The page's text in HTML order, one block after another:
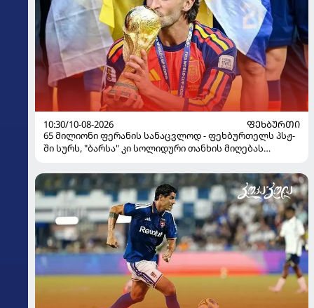
10:30/10-08-2026
ᲤᲔᲮᲑᲣᲠᲗᲘ
65 მილიონი ფერანის სანაცვლოდ - ფეხბურთელს პსჟ-
ში სურს, "ბარსა" კი სოლიდური თანხის მიღებას